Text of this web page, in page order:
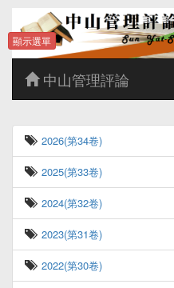
中山管理評論
2026(第34卷)
2025(第33卷)
2024(第32卷)
2023(第31卷)
2022(第30卷)
顯示選單